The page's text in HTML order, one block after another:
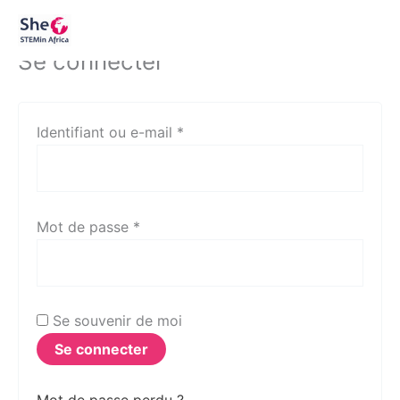
contenu
Mon compte
Se connecter
Identifiant ou e-mail *
Mot de passe *
Se souvenir de moi
Se connecter